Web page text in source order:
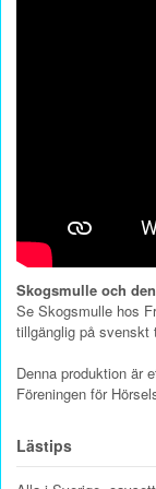
Skogsmulle och
Se Skogsmulle hos
tillgänglig på svenskt
Denna produktion är
Föreningen för
Lästips